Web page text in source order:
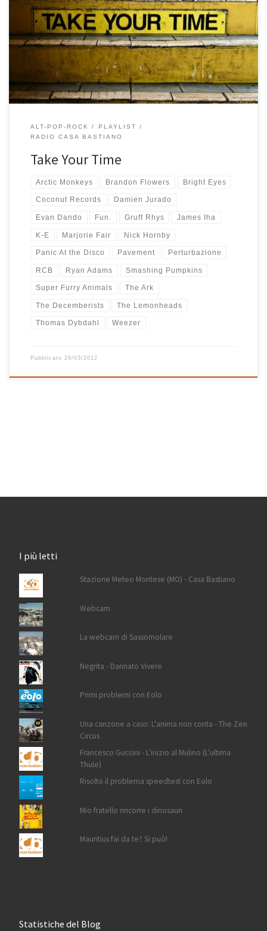
Voglio fare bella figura, questa è la prima playlist che pubblico
sull’Undici e voglio proprio spiegarvela bene perché, come ci ha
superbamente spiegato Nick Hornby in Alta Fedeltà, c’è sempre un
argomento, un pensiero, un tormento, un amore, una traccia da
seguire quando si compone una playlist. La scintilla molto […]
ALT-POP-ROCK
PLAYLIST
RADIO CASA BASTIANO
Take Your Time
Arctic Monkeys Brandon Flowers Bright Eyes
Coconut Records Damien Jurado
Evan Dando Fun. Gruff Rhys James Iha
K-E Marjorie Fair Nick Hornby
Panic At the Disco Pavement Perturbazione
RCB Ryan Adams Smashing Pumpkins
Super Furry Animals The Ark
The Decemberists The Lemonheads
Thomas Dybdahl Weezer
Pubblicato 26/03/2012
I più letti
Stazione Meteo Montese (MO) - Casa Bastiano
Webcam
La webcam di Sassomolare
Negrita - Dannato Vivere
Primi problemi con Eolo
Una canzone a caso: L'anima non conta - The Zen
Circus
Francesco Guccini - L'inizio al Mulino (L'ultima
Thule)
Risolto il problema speedtest con Eolo
Mio fratello rincorre i dinosauri
Mauritius fai da te? Si può!
Statistiche del Blog